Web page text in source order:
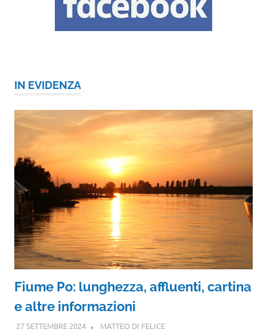
IN EVIDENZA
Fiume Po: lunghezza, affluenti, cartina
e altre informazioni
27 SETTEMBRE 2024 MATTEO DI FELICE